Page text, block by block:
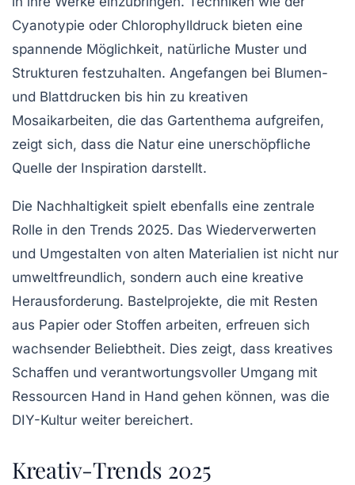
Cyanotypie oder Chlorophylldruck bieten eine
spannende Möglichkeit, natürliche Muster und
Strukturen festzuhalten. Angefangen bei Blumen-
und Blattdrucken bis hin zu kreativen
Mosaikarbeiten, die das Gartenthema aufgreifen,
zeigt sich, dass die Natur eine unerschöpfliche
Quelle der Inspiration darstellt.
Die Nachhaltigkeit spielt ebenfalls eine zentrale
Rolle in den Trends 2025. Das Wiederverwerten
und Umgestalten von alten Materialien ist nicht nur
umweltfreundlich, sondern auch eine kreative
Herausforderung. Bastelprojekte, die mit Resten
aus Papier oder Stoffen arbeiten, erfreuen sich
wachsender Beliebtheit. Dies zeigt, dass kreatives
Schaffen und verantwortungsvoller Umgang mit
Ressourcen Hand in Hand gehen können, was die
DIY-Kultur weiter bereichert.
Kreativ-Trends 2025